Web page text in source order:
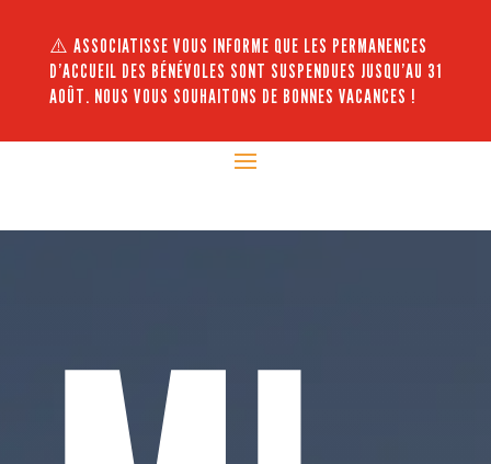
⚠️ ASSOCIATISSE VOUS INFORME QUE LES PERMANENCES
D’ACCUEIL DES BÉNÉVOLES SONT SUSPENDUES JUSQU’AU 31
AOÛT. NOUS VOUS SOUHAITONS DE BONNES VACANCES !